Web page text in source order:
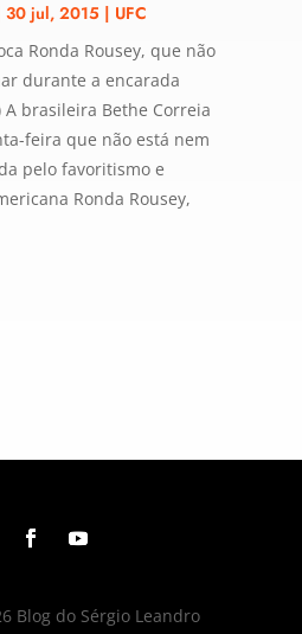
30 jul, 2015 | UFC
Ronda Rousey, que não
durante a encarada
A brasileira Bethe Correia
feira que não está nem
pelo favoritismo e
Ronda Rousey,
Blog do Sérgio Leandro